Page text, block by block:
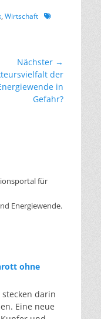
, Wirtschaft Schlagworte
Nächster →
der
in
Gefahr?
für
Energiewende.
ohne
darin
Eine neue